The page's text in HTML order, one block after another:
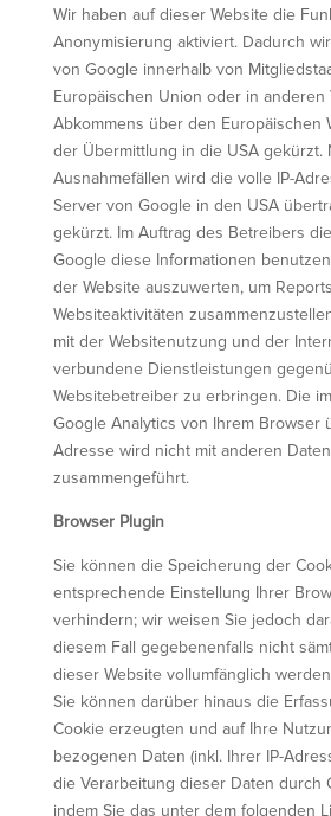
Wir haben auf dieser Website die
Anonymisierung aktiviert. Dadurch
von Google innerhalb von
Europäischen Union oder in anderen
Abkommens über den Europäischen
der Übermittlung in die USA gekürzt.
Ausnahmefällen wird die volle IP-
Server von Google in den USA
gekürzt. Im Auftrag des Betreibers
Google diese Informationen
der Website auszuwerten, um
Websiteaktivitäten
mit der Websitenutzung und der
verbundene Dienstleistungen
Websitebetreiber zu erbringen. Die
Google Analytics von Ihrem Browser
Adresse wird nicht mit anderen
zusammengeführt.
Browser Plugin
Sie können die Speicherung der
entsprechende Einstellung Ihrer
verhindern; wir weisen Sie jedoch
diesem Fall gegebenenfalls nicht
dieser Website vollumfänglich
Sie können darüber hinaus die
Cookie erzeugten und auf Ihre
bezogenen Daten (inkl. Ihrer IP-
die Verarbeitung dieser Daten durch
indem Sie das unter dem folgenden